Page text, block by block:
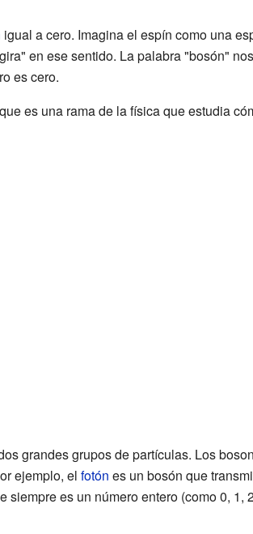
igual a cero. Imagina el espín como una
en ese sentido. La palabra "bosón"
es cero.
es una rama de la física que estudia
grandes grupos de partículas. Los
ejemplo, el fotón es un bosón que
es un número entero (como 0, 1,